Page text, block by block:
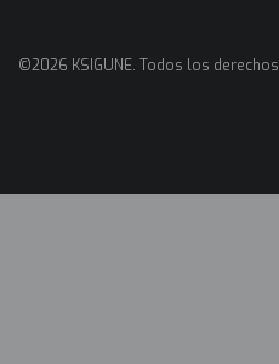
©2026 KSIGUNE. Todos los